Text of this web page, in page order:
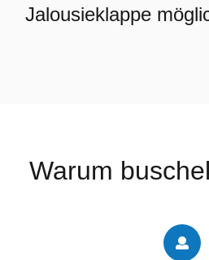
Jalousieklappe
Warum